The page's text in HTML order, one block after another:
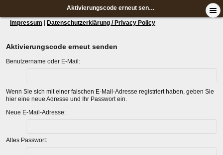
Aktivierungscode erneut senden
Impressum Datenschutzerklärung / Privacy Policy
Aktivierungscode erneut senden
Benutzername oder E-Mail:
Wenn Sie sich mit einer falschen E-Mail-Adresse registriert haben, geben Sie
hier eine neue Adresse und Ihr Passwort ein.
Neue E-Mail-Adresse:
Altes Passwort: